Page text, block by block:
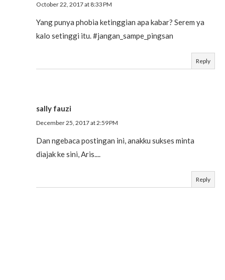
October 22, 2017 at 8:33 PM
Yang punya phobia ketinggian apa kabar? Serem ya
kalo setinggi itu. #jangan_sampe_pingsan
Reply
sally fauzi
December 25, 2017 at 2:59 PM
Dan ngebaca postingan ini, anakku sukses minta
diajak ke sini, Aris....
Reply